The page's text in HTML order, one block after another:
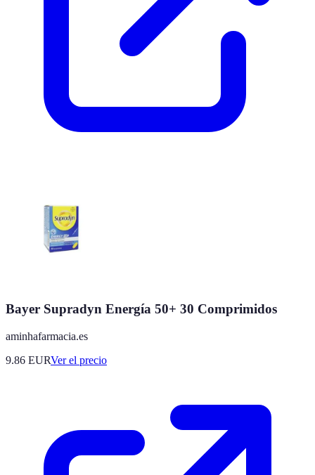
Bayer Supradyn Energía 50+ 30 Comprimidos
aminhafarmacia.es
9.86 EURVer el precio